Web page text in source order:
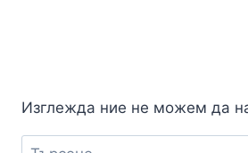
Изглежда ние не можем да
Търсене